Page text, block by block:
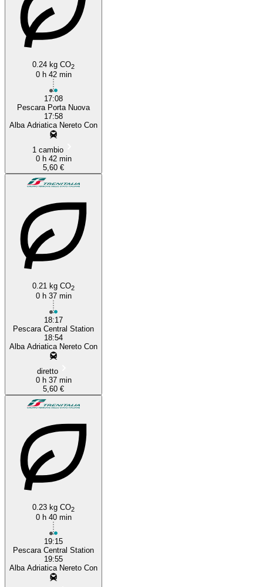
0.24 kg CO2
0 h 42 min
17:08
Pescara Porta Nuova
17:58
Alba Adriatica Nereto Con
1 cambio
0 h 42 min
5,60 €
0.21 kg CO2
0 h 37 min
18:17
Pescara Central Station
18:54
Alba Adriatica Nereto Con
diretto
0 h 37 min
5,60 €
0.23 kg CO2
0 h 40 min
19:15
Pescara Central Station
19:55
Alba Adriatica Nereto Con